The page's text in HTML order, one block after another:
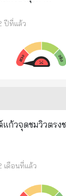
วามสุข... > ทันทีที่ถูกยิง..ถ้า
หล่นตุ๊บ...ลงจากต้
ำ...คือ... > รักษา
กัดฟัน...โหนกิ่งไ
มรวบรวมพละกำ
สุดเสียง...ร้องเรี
ให้เลี้ยงลูกน้อยแท
มองดูลูก...ถูกพาไ
ษ์เทพ...ก้มมองห
ดินกลับที่พัก...เอา
ปีที่แล้ว
ก้วจุดชมวิวตรง
เดือนที่แล้ว